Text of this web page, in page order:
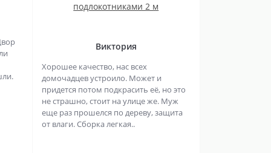
подлокотниками 2 м
Виктория
Хорошее качество, нас всех
домочадцев устроило. Может и
придется потом подкрасить её, но это
не страшно, стоит на улице же. Муж
еще раз прошелся по дереву, защита
от влаги. Сборка легкая..